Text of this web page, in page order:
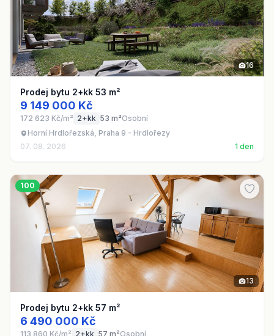
16
Prodej bytu 2+kk 53 m²
9 149 000 Kč
172 623 Kč/m² 2+kk 53 m²Osobní
Horní Hrdlořezská, Praha 9 - Hrdlořezy
07. 08. 2026
1 den
100
13
Prodej bytu 2+kk 57 m²
6 490 000 Kč
113 860 Kč/m² 2+kk 57 m²Osobní